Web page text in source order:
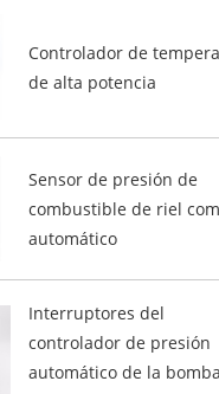
Controlador de
de alta potencia
Sensor de presión de
combustible de riel
automático
Interruptores del
controlador de presión
automático de la